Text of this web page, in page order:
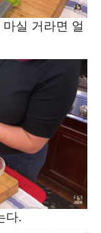
실 거라면 얼
다.